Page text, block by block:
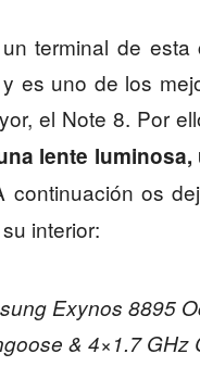
terminal de
es uno de los
el Note 8. Por
lente
continuación os
interior:
Exynos 8895
& 4×1.7 GHz